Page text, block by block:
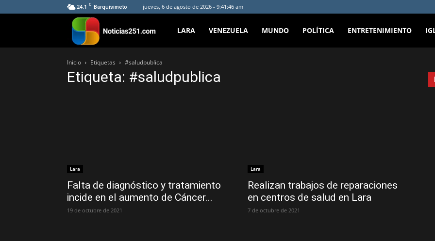
24.1 C Barquisimeto jueves, 6 de agosto de 2026 - 9:41:46 am
Noticias251
LARA VENEZUELA MUNDO POLÍTICA ENTRETENIMIENTO
Inicio Etiquetas #saludpublica
Etiqueta: #saludpublica
Lara
Falta de diagnóstico y tratamiento
incide en el aumento de Cáncer...
19 de octubre de 2021
Lara
Realizan trabajos de reparaciones
en centros de salud en Lara
7 de octubre de 2021